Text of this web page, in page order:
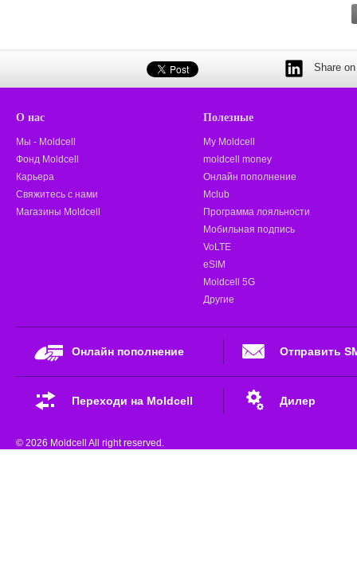
Share
О нас
Мы - Moldcell
Фонд Moldcell
Карьера
Свяжитесь с нами
Магазины Moldcell
Полезные
My Moldcell
moldcell money
Онлайн пополнение
Mclub
Программа лояльности
Мобильная подпись
VoLTE
eSIM
Moldcell 5G
Другие
Онлайн пополнение Отправить
Переходи на Moldcell Дилер
© 2026 Moldcell All right reserved.